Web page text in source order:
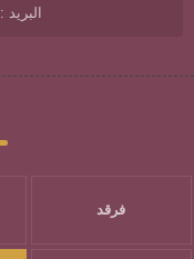
البريد : Taifarqad@gmail.com
فرقد